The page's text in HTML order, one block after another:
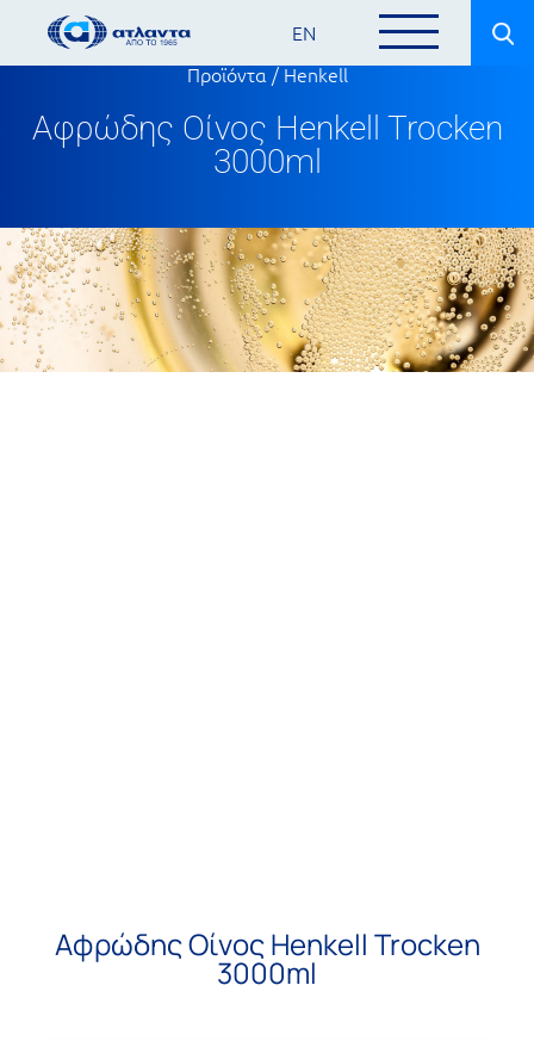
EN
Προϊόντα/Henkell
Αφρώδης Οίνος Henkell Trocken
3000ml
Αφρώδης Οίνος Henkell Trocken
3000ml